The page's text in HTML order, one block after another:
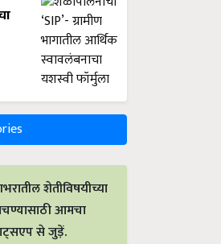
शेतीविषयीच्या
आमचा
से जुड़ें.